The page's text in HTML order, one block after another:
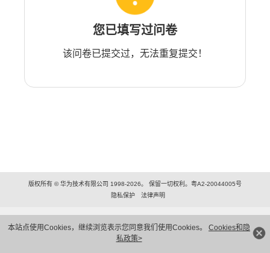
本站点使用Cookies，继续浏览表示您同意我们使用Cookies。 Cookies和隐
私政策>
您已填写过问卷
该问卷已提交过，无法重复提交！
版权所有 © 华为技术有限公司 1998-2026。 保留一切权利。粤A2-20044005号
隐私保护
法律声明